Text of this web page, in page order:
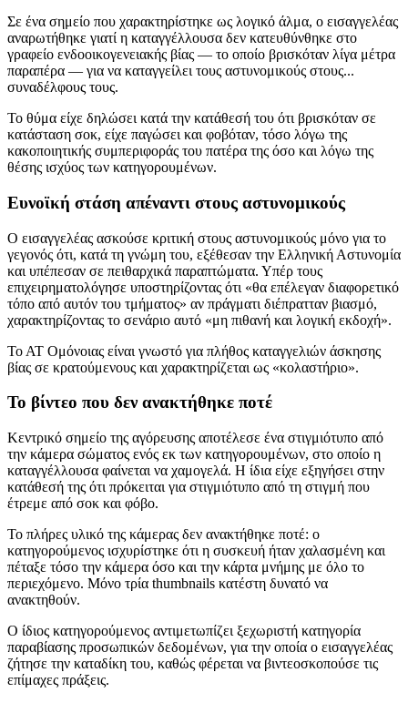
Σε ένα σημείο που χαρακτηρίστηκε ως λογικό άλμα, ο εισαγγελέας
αναρωτήθηκε γιατί η καταγγέλλουσα δεν κατευθύνθηκε στο
γραφείο ενδοοικογενειακής βίας — το οποίο βρισκόταν λίγα μέτρα
παραπέρα — για να καταγγείλει τους αστυνομικούς στους...
συναδέλφους τους.
Το θύμα είχε δηλώσει κατά την κατάθεσή του ότι βρισκόταν σε
κατάσταση σοκ, είχε παγώσει και φοβόταν, τόσο λόγω της
κακοποιητικής συμπεριφοράς του πατέρα της όσο και λόγω της
θέσης ισχύος των κατηγορουμένων.
Ευνοϊκή στάση απέναντι στους αστυνομικούς
Ο εισαγγελέας ασκούσε κριτική στους αστυνομικούς μόνο για το
γεγονός ότι, κατά τη γνώμη του, εξέθεσαν την Ελληνική Αστυνομία
και υπέπεσαν σε πειθαρχικά παραπτώματα. Υπέρ τους
επιχειρηματολόγησε υποστηρίζοντας ότι «θα επέλεγαν διαφορετικό
τόπο από αυτόν του τμήματος» αν πράγματι διέπρατταν βιασμό,
χαρακτηρίζοντας το σενάριο αυτό «μη πιθανή και λογική εκδοχή».
Το ΑΤ Ομόνοιας είναι γνωστό για πλήθος καταγγελιών άσκησης
βίας σε κρατούμενους και χαρακτηρίζεται ως «κολαστήριο».
Το βίντεο που δεν ανακτήθηκε ποτέ
Κεντρικό σημείο της αγόρευσης αποτέλεσε ένα στιγμιότυπο από
την κάμερα σώματος ενός εκ των κατηγορουμένων, στο οποίο η
καταγγέλλουσα φαίνεται να χαμογελά. Η ίδια είχε εξηγήσει στην
κατάθεσή της ότι πρόκειται για στιγμιότυπο από τη στιγμή που
έτρεμε από σοκ και φόβο.
Το πλήρες υλικό της κάμερας δεν ανακτήθηκε ποτέ: ο
κατηγορούμενος ισχυρίστηκε ότι η συσκευή ήταν χαλασμένη και
πέταξε τόσο την κάμερα όσο και την κάρτα μνήμης με όλο το
περιεχόμενο. Μόνο τρία thumbnails κατέστη δυνατό να
ανακτηθούν.
Ο ίδιος κατηγορούμενος αντιμετωπίζει ξεχωριστή κατηγορία
παραβίασης προσωπικών δεδομένων, για την οποία ο εισαγγελέας
ζήτησε την καταδίκη του, καθώς φέρεται να βιντεοσκοπούσε τις
επίμαχες πράξεις.